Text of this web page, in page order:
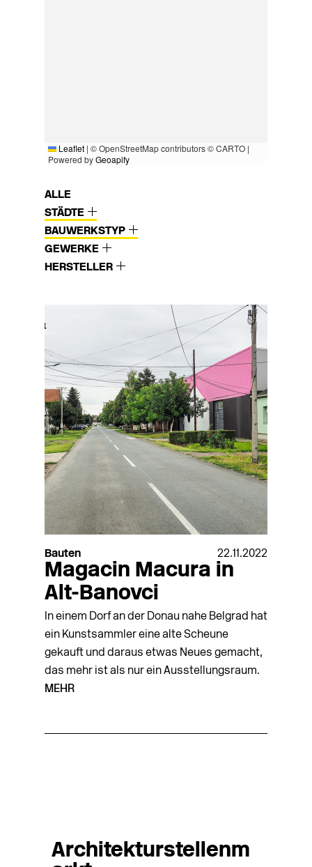
Leaflet | © OpenStreetMap contributors © CARTO |
Powered byGeoapify
ALLE
STÄDTE
BAUWERKSTYP
GEWERKE
HERSTELLER
Bauten 22.11.2022
Magacin Macura in
Alt-Banovci
In einem Dorf an der Donau nahe Belgrad hat
ein Kunstsammler eine alte Scheune
gekauft und daraus etwas Neues gemacht,
das mehr ist als nur ein Ausstellungsraum.
MEHR
Architekturstellenm